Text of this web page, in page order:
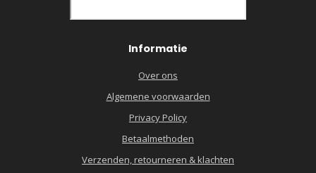
Informatie
Over ons
Algemene voorwaarden
Privacy Policy
Betaalmethoden
Verzenden, retourneren & klachten